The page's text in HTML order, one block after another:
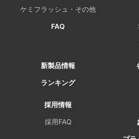
ケミフラッシュ・その他
FAQ
新製品情報
ランキング
採用情報
採用FAQ